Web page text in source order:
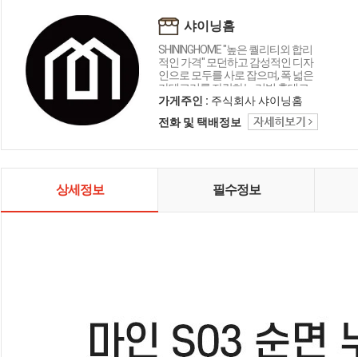
샤이닝홈
SHININGHOME "높은 퀄리티외 합리
적인 가격" 모던하고 감성적인 디자
인으로 모두를 사로 잡으며, 폭 넓은
카테고리를 자랑하는 리빙 홈데코
인테리어 샤이닝홈입니다.
가게주인 : 주식회사 샤이닝홈
전화 및 택배정보
상세정보 필수정보